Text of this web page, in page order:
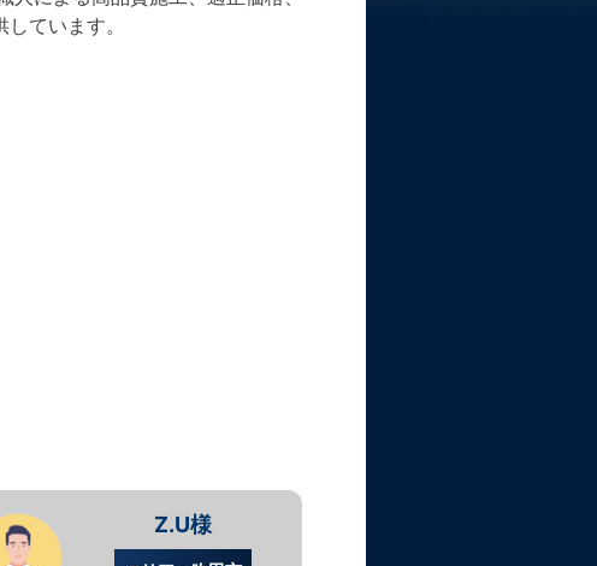
ています。
Z.U様